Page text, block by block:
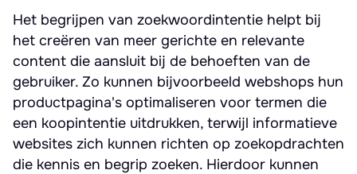
Het begrijpen van zoekwoordintentie helpt bij
het creëren van meer gerichte en relevante
content die aansluit bij de behoeften van de
gebruiker. Zo kunnen bijvoorbeeld webshops hun
productpagina's optimaliseren voor termen die
een koopintentie uitdrukken, terwijl informatieve
websites zich kunnen richten op zoekopdrachten
die kennis en begrip zoeken. Hierdoor kunnen